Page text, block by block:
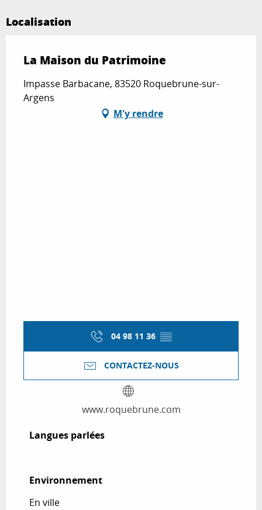
Localisation
La Maison du Patrimoine
Impasse Barbacane, 83520 Roquebrune-sur-
Argens
M'y rendre
04 98 11 36 ▒▒
CONTACTEZ-NOUS
www.roquebrune.com
Langues parlées
Langues parlées
Environnement
Environnement
En ville